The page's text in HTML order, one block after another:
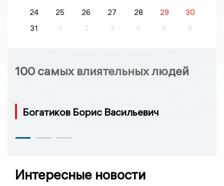
24
25 26 27 28 29
30
31
1 2 3 4 5 6
100 самых влиятельных людей
Богатиков Борис Васильевич
Интересные новости